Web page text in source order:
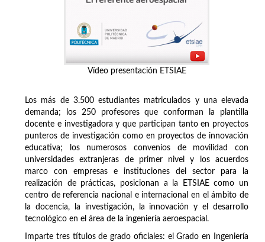
Vídeo presentación ETSIAE
Los más de 3.500 estudiantes matriculados y una elevada
demanda; los 250 profesores que conforman la plantilla
docente e investigadora y que participan tanto en proyectos
punteros de investigación como en proyectos de innovación
educativa; los numerosos convenios de movilidad con
universidades extranjeras de primer nivel y los acuerdos
marco con empresas e instituciones del sector para la
realización de prácticas, posicionan a la ETSIAE como un
centro de referencia nacional e internacional en el ámbito de
la docencia, la investigación, la innovación y el desarrollo
tecnológico en el área de la ingeniería aeroespacial.
Imparte tres títulos de grado oficiales: el Grado en Ingeniería